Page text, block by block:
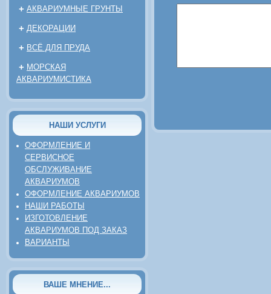
+ АКВАРИУМНЫЕ ГРУНТЫ
+ ДЕКОРАЦИИ
+ ВСЁ ДЛЯ ПРУДА
+ МОРСКАЯ
АКВАРИУМИСТИКА
НАШИ УСЛУГИ
ОФОРМЛЕНИЕ И
СЕРВИСНОЕ
ОБСЛУЖИВАНИЕ
АКВАРИУМОВ
ОФОРМЛЕНИЕ АКВАРИУМОВ
НАШИ РАБОТЫ
ИЗГОТОВЛЕНИЕ
АКВАРИУМОВ ПОД ЗАКАЗ
ВАРИАНТЫ
ВАШЕ МНЕНИЕ...